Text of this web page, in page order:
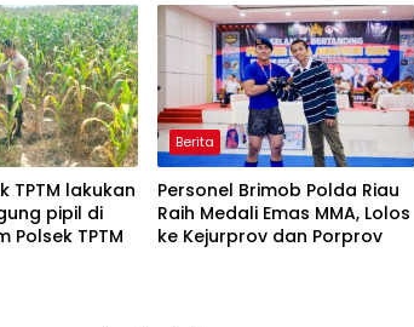
di
Datuk
Mangrove
TPTM lakukan
pipil di
Polsek TPTM
Berita
Personel Brimob Polda Riau
Raih Medali Emas MMA, Lolos
ke Kejurprov dan Porprov